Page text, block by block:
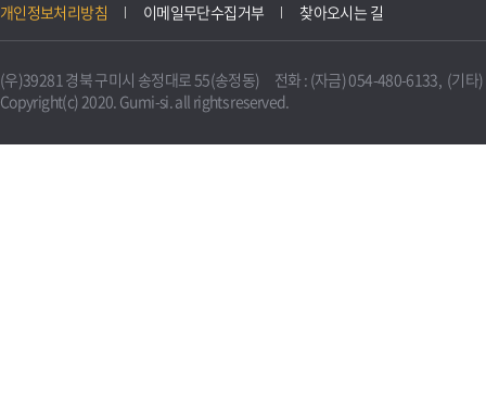
개인정보처리방침 이메일무단수집거부 찾아오시는 길
(우)39281 경북 구미시 송정대로 55(송정동) 전화 : (자금) 054-480-6133, (기타
Copyright(c) 2020. Gumi-si. all rights reserved.